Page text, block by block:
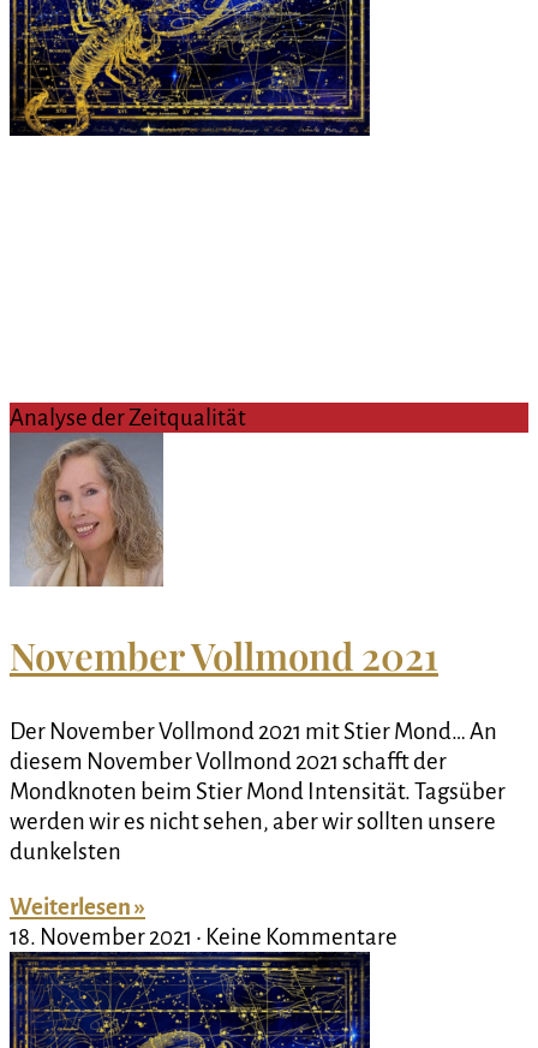
Analyse der Zeitqualität
November Vollmond 2021
Der November Vollmond 2021 mit Stier Mond… An
diesem November Vollmond 2021 schafft der
Mondknoten beim Stier Mond Intensität. Tagsüber
werden wir es nicht sehen, aber wir sollten unsere
dunkelsten
Weiterlesen »
18. November 2021
Keine Kommentare